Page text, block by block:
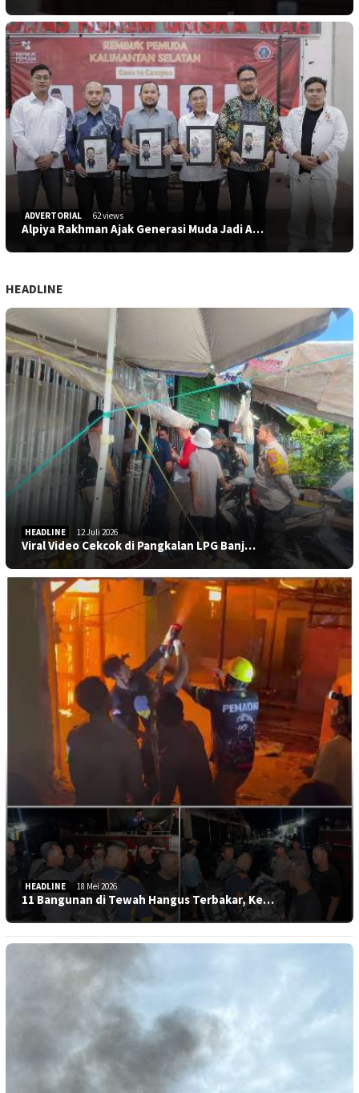
ADVERTORIAL 62 views
Alpiya Rakhman Ajak Generasi Muda Jadi A…
HEADLINE
HEADLINE 12 Juli 2026
Viral Video Cekcok di Pangkalan LPG Banj…
HEADLINE 18 Mei 2026
11 Bangunan di Tewah Hangus Terbakar, Ke…